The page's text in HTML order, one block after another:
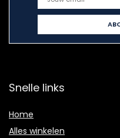
Snelle links
Home
Alles winkelen